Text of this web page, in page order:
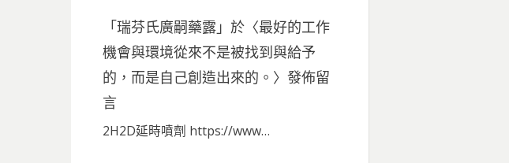
「瑞芬氏廣嗣藥露」於〈最好的工作
機會與環境從來不是被找到與給予
的，而是自己創造出來的。 〉發佈留
言
2H2D延時噴劑 https://www…